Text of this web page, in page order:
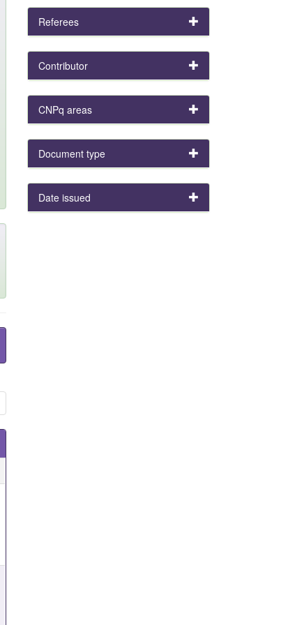
Referees
Contributor
CNPq areas
Document type
Date issued